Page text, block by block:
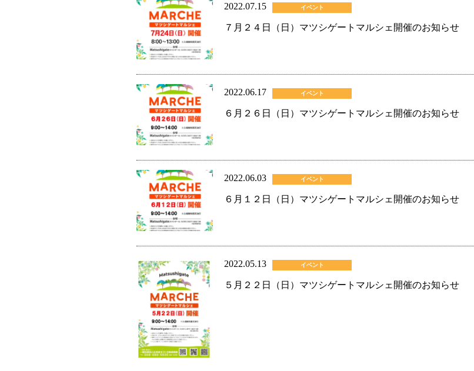
2022.07.15 イベント
７月２４日（日）マツシゲートマルシェ開催のお知らせ
2022.06.17 イベント
６月２６日（日）マツシゲートマルシェ開催のお知らせ
2022.06.03 イベント
６月１２日（日）マツシゲートマルシェ開催のお知らせ
2022.05.13 イベント
５月２２日（日）マツシゲートマルシェ開催のお知らせ